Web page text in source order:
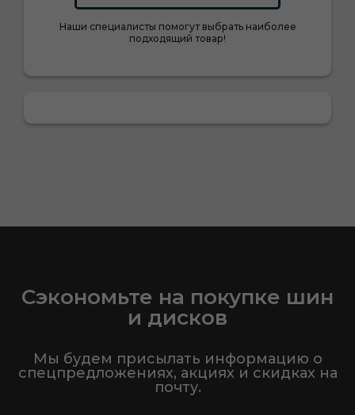
Наши специалисты помогут выбрать наиболее
подходящий товар!
Сэкономьте на покупке шин
и дисков
Мы будем присылать информацию о
спецпредложениях, акциях и скидках на
почту.